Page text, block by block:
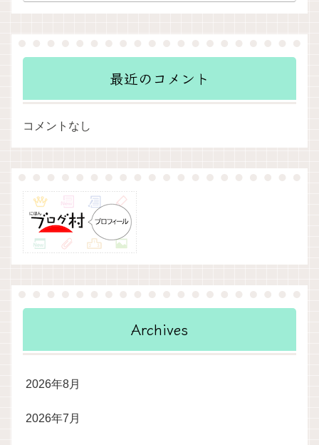
最近のコメント
コメントなし
Archives
2026年8月
2026年7月